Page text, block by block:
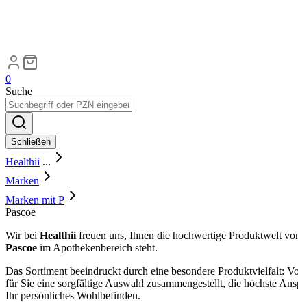
0
Suche
Schließen
Healthii ...
Marken
Marken mit P
Pascoe
Wir bei Healthii freuen uns, Ihnen die hochwertige Produktwelt
Pascoe im Apothekenbereich steht.
Das Sortiment beeindruckt durch eine besondere Produktvielfalt:
für Sie eine sorgfältige Auswahl zusammengestellt, die höchste
Ihr persönliches Wohlbefinden.